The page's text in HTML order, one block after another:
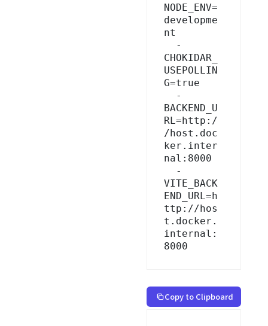
NODE_ENV=
developme
nt
CHOKIDAR_
USEPOLLIN
G=true
BACKEND_U
RL=http:/
/host.doc
ker.inter
nal:8000
VITE_BACK
END_URL=h
ttp://hos
t.docker.
internal:
8000
Copy to Clipboard